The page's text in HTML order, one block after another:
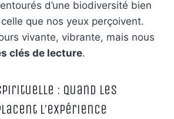
d’une biodiversité bien
que nos yeux perçoivent.
vivante, vibrante, mais nous
clés de lecture.
: quand les
l’expérience